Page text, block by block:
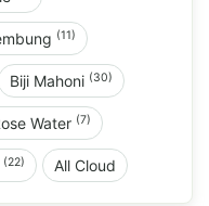
(11)
Biji Mahoni (30)
Water (7)
(22) All Cloud